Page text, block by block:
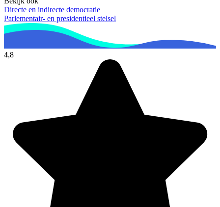
Directe en indirecte democratie
Parlementair- en presidentieel stelsel
4,8